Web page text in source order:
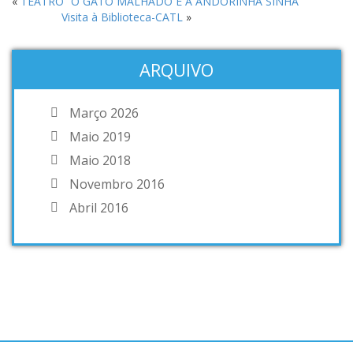
Visita à Biblioteca-CATL»
ARQUIVO
Março 2026
Maio 2019
Maio 2018
Novembro 2016
Abril 2016